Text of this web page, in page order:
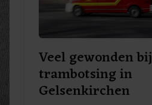
Veel gewonden bij
trambotsing in
Gelsenkirchen